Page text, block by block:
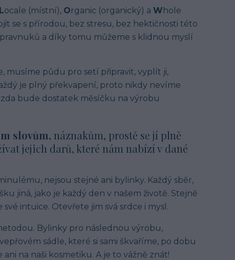
Locale (místní), Organic (organický) a W hole
se s přírodou, bez stresu, bez hektičnosti této
a díky tomu můžeme s klidnou myslí
musíme půdu pro setí připravit, vyplít ji,
je plný překvapení, proto nikdy nevíme
bude dostatek měsíčku na výrobu
slovům, náznakům, prostě se jí plně
jejich darů, které nám nabízí v dané
nejsou stejné ani bylinky. Každý sběr,
jiná, jako je každý den v našem životě. Stejně
intuice. Otevřete jim svá srdce i mysl.
Bylinky pro následnou výrobu,
sádle, které si sami škvaříme, po dobu
na naši kosmetiku. A je to vážně znát!